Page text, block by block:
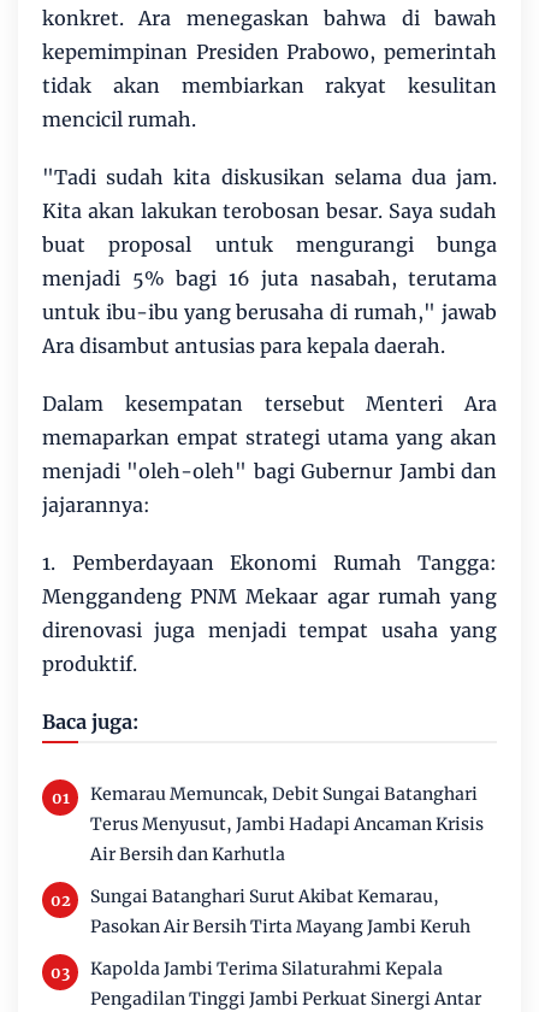
konkret. Ara menegaskan bahwa di bawah
kepemimpinan Presiden Prabowo, pemerintah
tidak akan membiarkan rakyat kesulitan
mencicil rumah.
"Tadi sudah kita diskusikan selama dua jam.
Kita akan lakukan terobosan besar. Saya sudah
buat proposal untuk mengurangi bunga
menjadi 5% bagi 16 juta nasabah, terutama
untuk ibu-ibu yang berusaha di rumah," jawab
Ara disambut antusias para kepala daerah.
Dalam kesempatan tersebut Menteri Ara
memaparkan empat strategi utama yang akan
menjadi "oleh-oleh" bagi Gubernur Jambi dan
jajarannya:
1. Pemberdayaan Ekonomi Rumah Tangga:
Menggandeng PNM Mekaar agar rumah yang
direnovasi juga menjadi tempat usaha yang
produktif.
Baca juga:
Kemarau Memuncak, Debit Sungai Batanghari
Terus Menyusut, Jambi Hadapi Ancaman Krisis
Air Bersih dan Karhutla
Sungai Batanghari Surut Akibat Kemarau,
Pasokan Air Bersih Tirta Mayang Jambi Keruh
Kapolda Jambi Terima Silaturahmi Kepala
Pengadilan Tinggi Jambi Perkuat Sinergi Antar